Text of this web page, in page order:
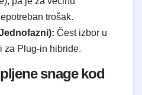
trošak.
Čest izbor u
za Plug-in hibride.
snage kod